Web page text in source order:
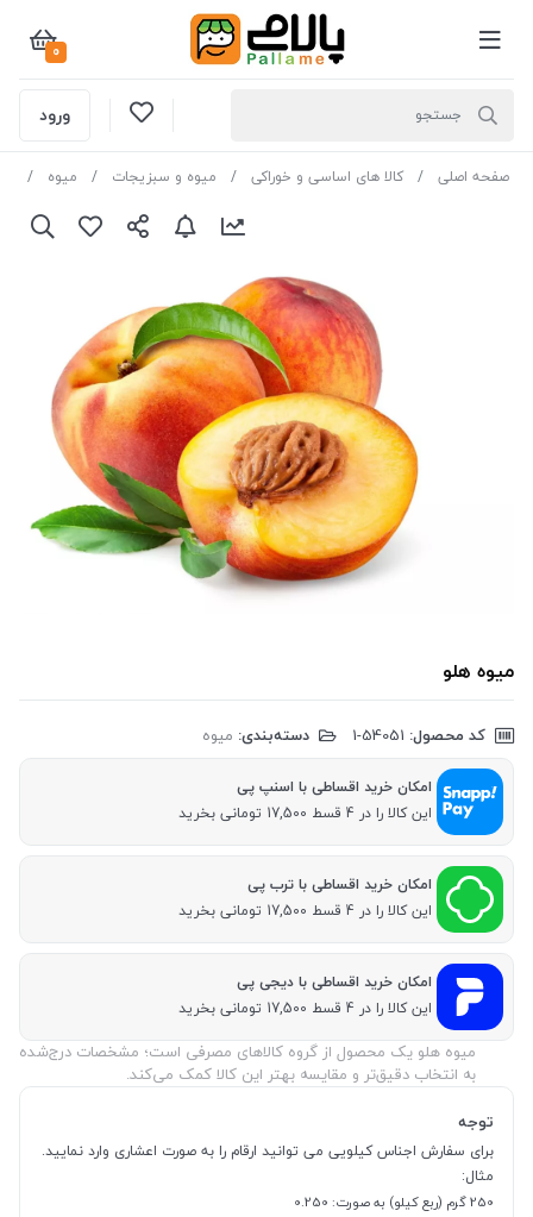
0
ورود
صفحه اصلی کالا های اساسی و خوراکی میوه و سبزیجات میوه
میوه هلو
کد محصول: دسته‌بندی: میوه
امکان خرید اقساطی با اسنپ پی
این کالا را در 4 قسط 17,500 تومانی بخرید
امکان خرید اقساطی با ترب پی
این کالا را در 4 قسط 17,500 تومانی بخرید
امکان خرید اقساطی با دیجی پی
این کالا را در 4 قسط 17,500 تومانی بخرید
میوه هلو یک محصول از گروه کالاهای مصرفی است؛ مشخصات درج‌شده
به انتخاب دقیق‌تر و مقایسه بهتر این کالا کمک می‌کند.
توجه
برای سفارش اجناس کیلویی می توانید ارقام را به صورت اعشاری وارد نمایید.
مثال:
250 گرم (ربع کیلو) به صورت: 0.250